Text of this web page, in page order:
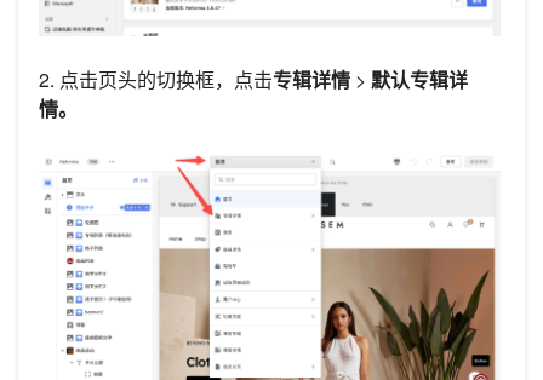
2. 点击页头的切换框，点击专辑详情 > 默认专辑详
情。